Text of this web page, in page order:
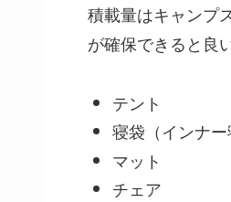
積載量はキャンプ
が確保できると良
テント
寝袋（インナー
マット
チェア